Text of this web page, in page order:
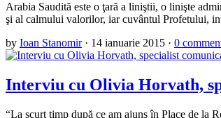
Arabia Saudită este o ţară a liniştii, o linişte
şi al calmului valorilor, iar cuvântul Profetului,
by Ioan Stanomir · 14 ianuarie 2015 · 0
Interviu cu Olivia Horvath,
“La scurt timp după ce am ajuns în Place de la